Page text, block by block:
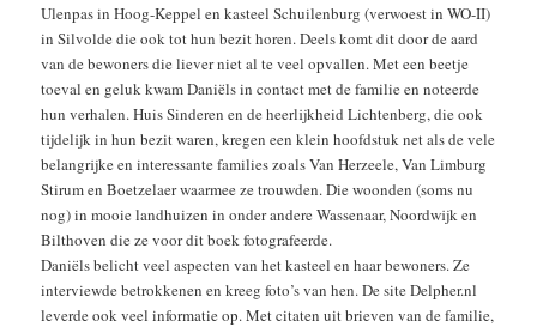
Ulenpas in Hoog-Keppel en kasteel Schuilenburg (verwoest in WO-II)
in Silvolde die ook tot hun bezit horen. Deels komt dit door de aard
van de bewoners die liever niet al te veel opvallen. Met een beetje
toeval en geluk kwam Daniëls in contact met de familie en noteerde
hun verhalen. Huis Sinderen en de heerlijkheid Lichtenberg, die ook
tijdelijk in hun bezit waren, kregen een klein hoofdstuk net als de vele
belangrijke en interessante families zoals Van Herzeele, Van Limburg
Stirum en Boetzelaer waarmee ze trouwden. Die woonden (soms nu
nog) in mooie landhuizen in onder andere Wassenaar, Noordwijk en
Bilthoven die ze voor dit boek fotografeerde.
Daniëls belicht veel aspecten van het kasteel en haar bewoners. Ze
interviewde betrokkenen en kreeg foto’s van hen. De site Delpher.nl
leverde ook veel informatie op. Met citaten uit brieven van de familie,